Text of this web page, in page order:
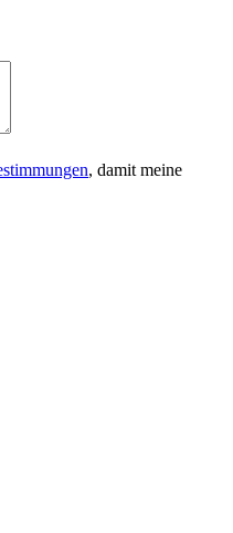
, damit meine